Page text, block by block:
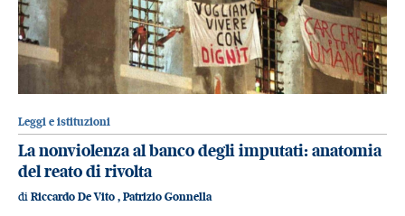
Leggi e istituzioni
La nonviolenza al banco degli imputati: anatomia
del reato di rivolta
di Riccardo De Vito , Patrizio Gonnella